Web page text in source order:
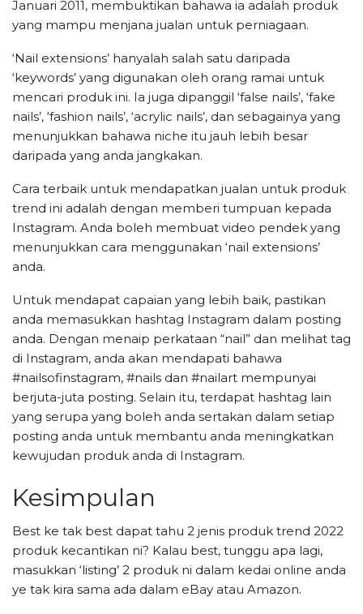
Januari 2011, membuktikan bahawa ia adalah produk
yang mampu menjana jualan untuk perniagaan.
‘Nail extensions’ hanyalah salah satu daripada
‘keywords’ yang digunakan oleh orang ramai untuk
mencari produk ini. Ia juga dipanggil ‘false nails’, ‘fake
nails’, ‘fashion nails’, ‘acrylic nails’, dan sebagainya yang
menunjukkan bahawa niche itu jauh lebih besar
daripada yang anda jangkakan.
Cara terbaik untuk mendapatkan jualan untuk produk
trend ini adalah dengan memberi tumpuan kepada
Instagram. Anda boleh membuat video pendek yang
menunjukkan cara menggunakan ‘nail extensions’
anda.
Untuk mendapat capaian yang lebih baik, pastikan
anda memasukkan hashtag Instagram dalam posting
anda. Dengan menaip perkataan “nail” dan melihat tag
di Instagram, anda akan mendapati bahawa
#nailsofinstagram, #nails dan #nailart mempunyai
berjuta-juta posting. Selain itu, terdapat hashtag lain
yang serupa yang boleh anda sertakan dalam setiap
posting anda untuk membantu anda meningkatkan
kewujudan produk anda di Instagram.
Kesimpulan
Best ke tak best dapat tahu 2 jenis produk trend 2022
produk kecantikan ni? Kalau best, tunggu apa lagi,
masukkan ‘listing’ 2 produk ni dalam kedai online anda
ye tak kira sama ada dalam eBay atau Amazon.